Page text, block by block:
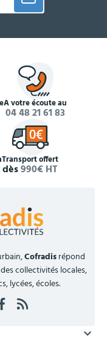
À votre écoute au
04 48 21 61 83
Transport offert
dès990€ HT
Cofradisrépond
collectivités locales,
lycées, écoles.
